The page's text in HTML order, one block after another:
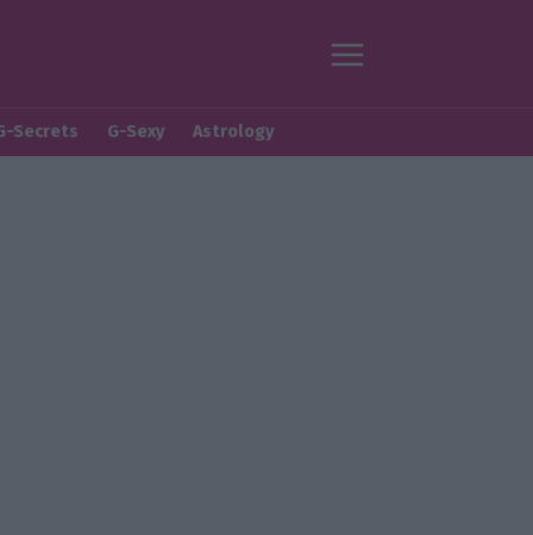
Secrets G-Sexy Astrology